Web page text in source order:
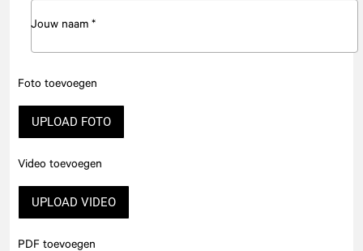
Jouw naam *
Foto toevoegen
UPLOAD FOTO
Video toevoegen
UPLOAD VIDEO
PDF toevoegen